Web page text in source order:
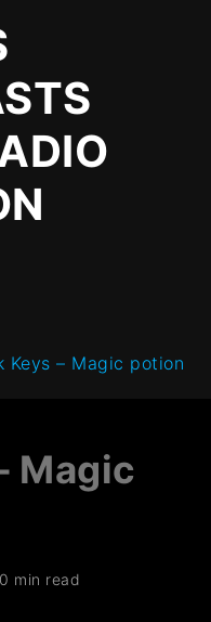
Keys – Magic potion
Magic
0 min read